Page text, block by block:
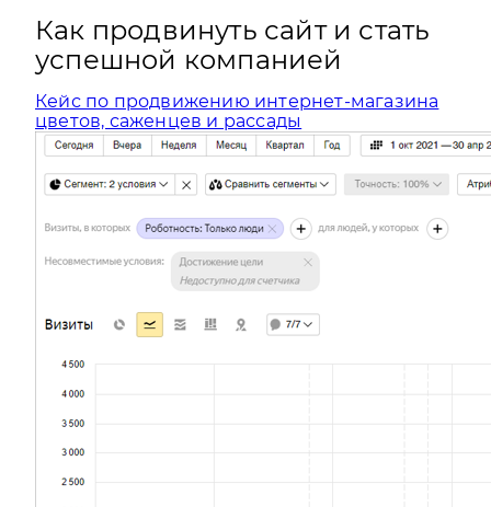
Как продвинуть сайт и стать
успешной компанией
Кейс по продвижению интернет-магазина
цветов, саженцев и рассады